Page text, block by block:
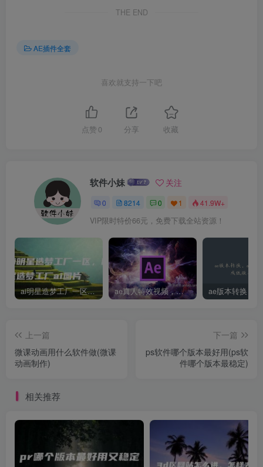
THE END
AE插件全套
喜欢就支持一下吧
点赞 0 分享 收藏
软件小妹 关注
0 8214 0 1 41.9W+
VIP限时特价66元，免费下载全站资源！
ai明星造梦工厂一区，明星造梦工厂ai图片 ae真人特效视频，大学生第一次做ppt怎么做
上一篇
微课动画用什么软件做(微课
动画制作)
下一篇
ps软件哪个版本最好用(ps软
件哪个版本最稳定)
相关推荐